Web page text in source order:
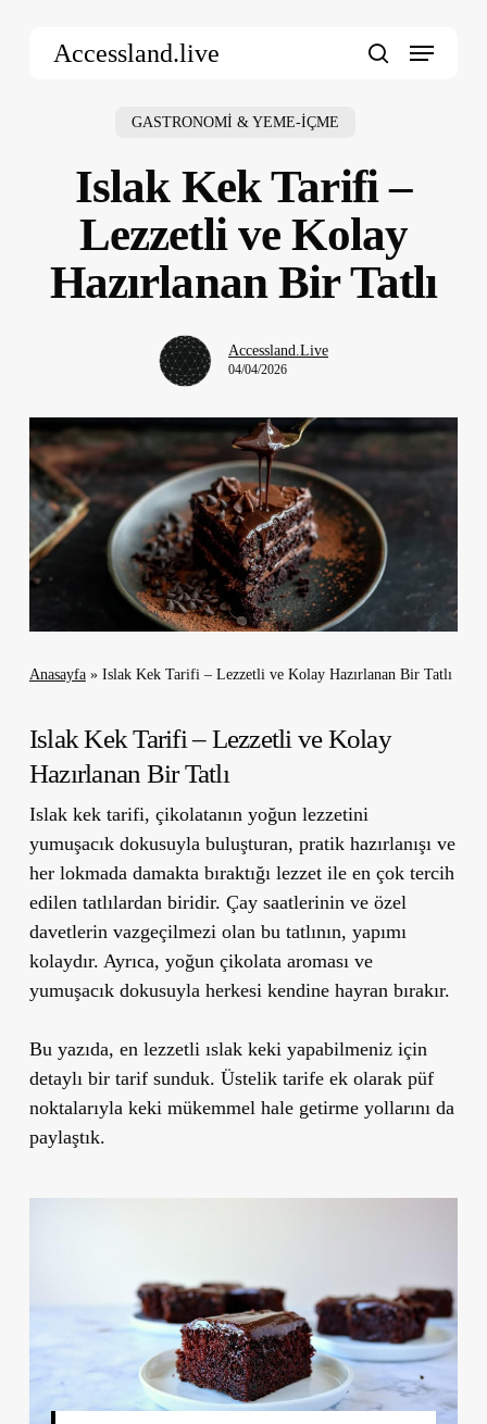
Accessland.live Menu
GASTRONOMİ & YEME-İÇME
Islak Kek Tarifi –
Lezzetli ve Kolay
Hazırlanan Bir Tatlı
Accessland.Live
04/04/2026
Anasayfa» Islak Kek Tarifi – Lezzetli ve Kolay Hazırlanan Bir Tatlı
Islak Kek Tarifi – Lezzetli ve Kolay
Hazırlanan Bir Tatlı
Islak kek tarifi, çikolatanın yoğun lezzetini
yumuşacık dokusuyla buluşturan, pratik hazırlanışı ve
her lokmada damakta bıraktığı lezzet ile en çok tercih
edilen tatlılardan biridir. Çay saatlerinin ve özel
davetlerin vazgeçilmezi olan bu tatlının, yapımı
kolaydır. Ayrıca, yoğun çikolata aroması ve
yumuşacık dokusuyla herkesi kendine hayran bırakır.
Bu yazıda, en lezzetli ıslak keki yapabilmeniz için
detaylı bir tarif sunduk. Üstelik tarife ek olarak püf
noktalarıyla keki mükemmel hale getirme yollarını da
paylaştık.